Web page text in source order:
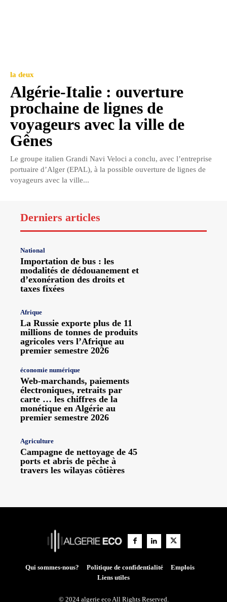
la deux
Algérie-Italie : ouverture
prochaine de lignes de
voyageurs avec la ville de
Gênes
Le groupe italien Grandi Navi Veloci a conclu, avec l’entreprise
portuaire d’Alger (EPAL), à la possible ouverture de lignes de
voyageurs avec la ville...
Derniers articles
National
Importation de bus : les
modalités de dédouanement et
d’exonération des droits et
taxes fixées
Afrique
La Russie exporte plus de 11
millions de tonnes de produits
agricoles vers l’Afrique au
premier semestre 2026
économie numérique
Web-marchands, paiements
électroniques, retraits par
carte … les chiffres de la
monétique en Algérie au
premier semestre 2026
Agriculture
Campagne de nettoyage de 45
ports et abris de pêche à
travers les wilayas côtières
Qui sommes-nous? Politique de confidentialité
Emplois
Liens utiles
© 2024 algerie eco All Rights Reserved.